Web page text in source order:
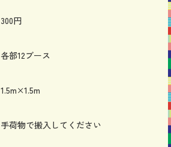
300円
各部12ブース
1.5m×1.5m
手荷物で搬入してください